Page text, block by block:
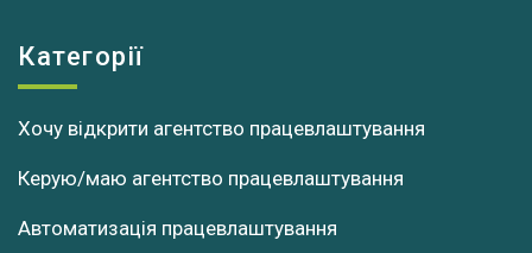
Категорії
Хочу відкрити агентство працевлаштування
Керую/маю агентство працевлаштування
Автоматизація працевлаштування